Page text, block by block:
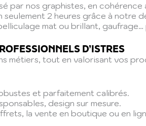
par nos graphistes, en
2 heures grâce à notre
mat ou brillant,
D’ISTRES
métiers, tout en valorisant vos
et parfaitement calibrés.
design sur mesure.
la vente en boutique ou en